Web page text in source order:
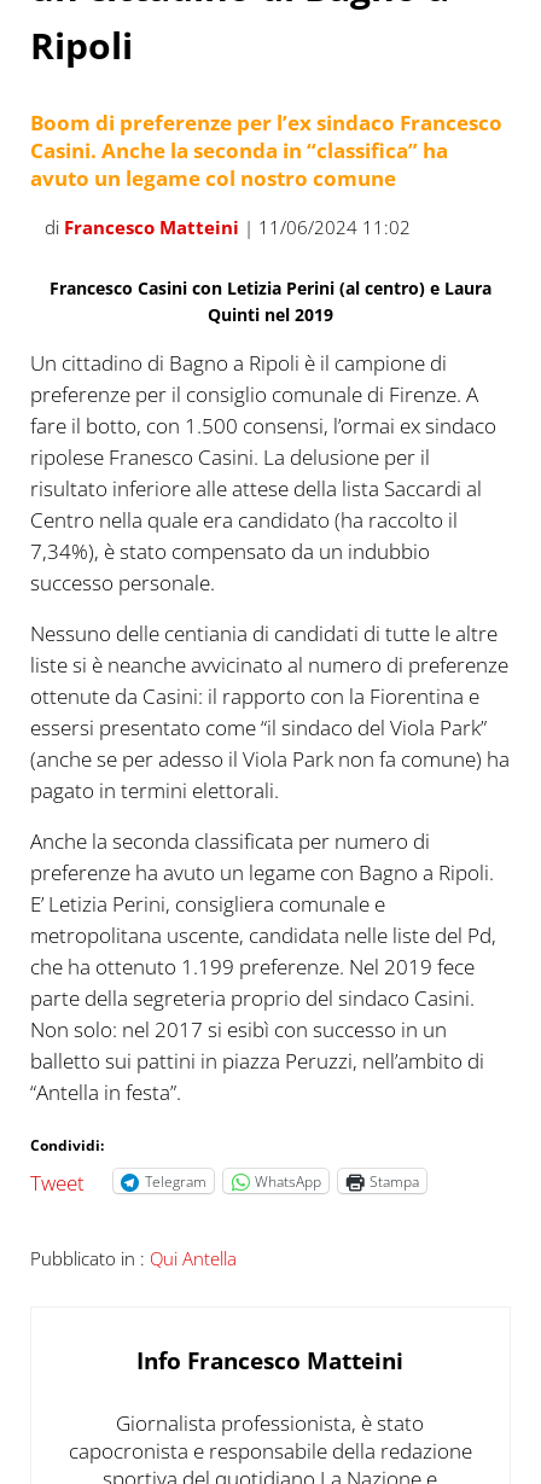
Ripoli
Boom di preferenze per l’ex sindaco Francesco
Casini. Anche la seconda in “classifica” ha
avuto un legame col nostro comune
di Francesco Matteini | 11/06/2024 11:02
Francesco Casini con Letizia Perini (al centro) e Laura
Quinti nel 2019
Un cittadino di Bagno a Ripoli è il campione di
preferenze per il consiglio comunale di Firenze. A
fare il botto, con 1.500 consensi, l’ormai ex sindaco
ripolese Franesco Casini. La delusione per il
risultato inferiore alle attese della lista Saccardi al
Centro nella quale era candidato (ha raccolto il
7,34%), è stato compensato da un indubbio
successo personale.
Nessuno delle centiania di candidati di tutte le altre
liste si è neanche avvicinato al numero di preferenze
ottenute da Casini: il rapporto con la Fiorentina e
essersi presentato come “il sindaco del Viola Park”
(anche se per adesso il Viola Park non fa comune) ha
pagato in termini elettorali.
Anche la seconda classificata per numero di
preferenze ha avuto un legame con Bagno a Ripoli.
E’ Letizia Perini, consigliera comunale e
metropolitana uscente, candidata nelle liste del Pd,
che ha ottenuto 1.199 preferenze. Nel 2019 fece
parte della segreteria proprio del sindaco Casini.
Non solo: nel 2017 si esibì con successo in un
balletto sui pattini in piazza Peruzzi, nell’ambito di
“Antella in festa”.
Condividi:
Tweet Telegram WhatsApp Stampa
Pubblicato in : Qui Antella
Info Francesco Matteini
Giornalista professionista, è stato
capocronista e responsabile della redazione
sportiva del quotidiano La Nazione e